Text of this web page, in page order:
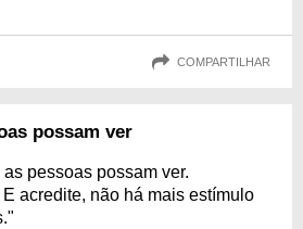
COMPARTILHAR
possam ver
pessoas possam ver.
acredite, não há mais estímulo